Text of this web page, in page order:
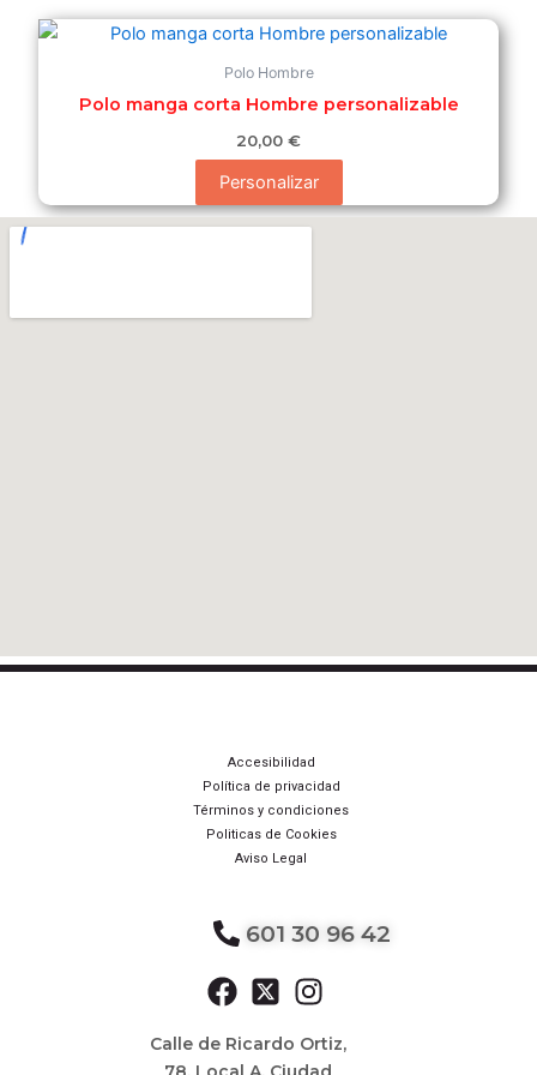
Polo Hombre
Polo manga corta Hombre personalizable
20,00 €
Personalizar
Accesibilidad
Política de privacidad
Términos y condiciones
Politicas de Cookies
Aviso Legal
601 30 96 42
Calle de Ricardo Ortiz,